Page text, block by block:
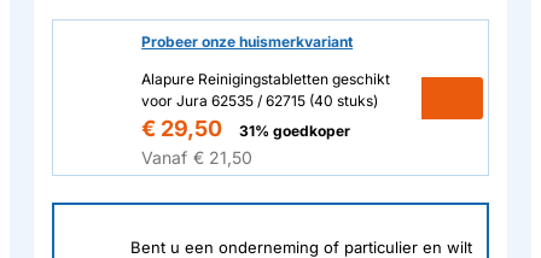
Probeer onze huismerkvariant
Alapure Reinigingstabletten geschikt
voor Jura 62535 / 62715 (40 stuks)
€ 29,50 31% goedkoper
Vanaf € 21,50
Bent u een onderneming of particulier en wilt